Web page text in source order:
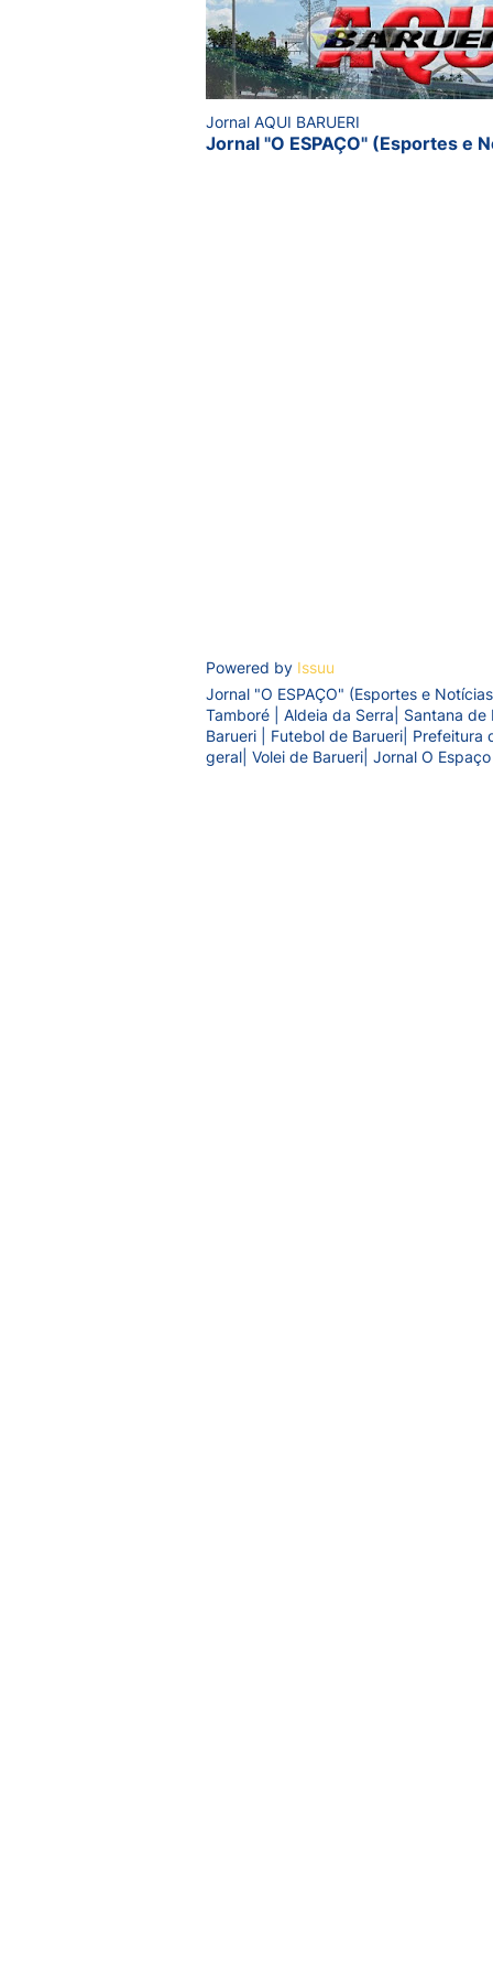
Jornal AQUI BARUERI
Jornal "O ESPAÇO" (Esportes e
Powered by Issuu
Jornal "O ESPAÇO" (Esportes e
Tamboré | Aldeia da Serra| Santana
Barueri | Futebol de Barueri|
geral| Volei de Barueri| Jornal O